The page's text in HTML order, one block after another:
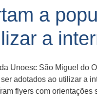
a
a
Unoesc São Miguel do
adotados ao utilizar a
flyers com